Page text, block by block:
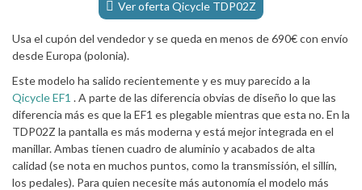
Ver oferta Qicycle TDP02Z
Usa el cupón del vendedor y se queda en menos de 690€ con envío
desde Europa (polonia).
Este modelo ha salido recientemente y es muy parecido a la
Qicycle EF1 . A parte de las diferencia obvias de diseño lo que las
diferencia más es que la EF1 es plegable mientras que esta no. En la
TDP02Z la pantalla es más moderna y está mejor integrada en el
manillar. Ambas tienen cuadro de aluminio y acabados de alta
calidad (se nota en muchos puntos, como la transmissión, el sillín,
los pedales). Para quien necesite más autonomía el modelo más